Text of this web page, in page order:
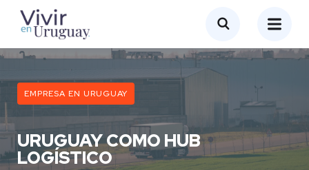
EMPRESA EN URUGUAY
URUGUAY COMO HUB
LOGÍSTICO